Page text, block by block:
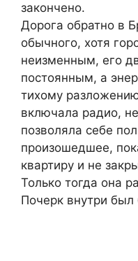
закончено.
Дорога обратно в
обычного, хотя
неизменным, его
постоянным, а
тихому
включала радио,
позволяла себе
произошедшее,
квартиру и не
Только тогда она
Почерк внутри